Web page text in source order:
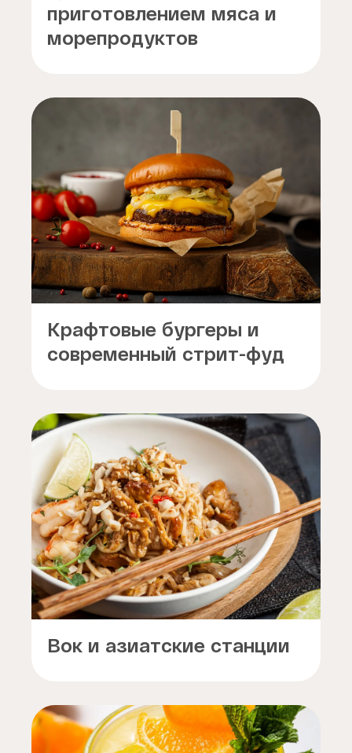
приготовлением мяса и
морепродуктов
Крафтовые бургеры и
современный стрит-фуд
Вок и азиатские станции